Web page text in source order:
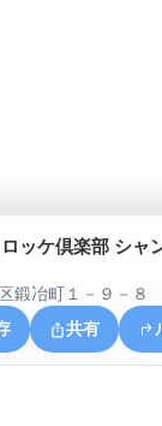
© ONE
ッケ倶楽部 シャ
鍛冶町１－９－８
共有
小倉北区魚町４丁目１